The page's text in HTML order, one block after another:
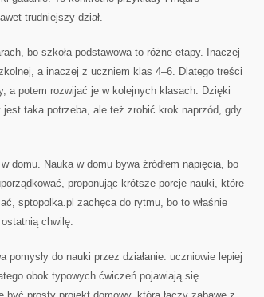
trudniejszy dział.
bo szkoła podstawowa to różne etapy. Inaczej
a inaczej z uczniem klas 4–6. Dlatego treści
a potem rozwijać je w kolejnych klasach. Dzięki
taka potrzeba, ale też zrobić krok naprzód, gdy
domu. Nauka w domu bywa źródłem napięcia, bo
proponując krótsze porcje nauki, które
sptopolka.pl zachęca do rytmu, bo to właśnie
chwilę.
do nauki przez działanie. uczniowie lepiej
obok typowych ćwiczeń pojawiają się